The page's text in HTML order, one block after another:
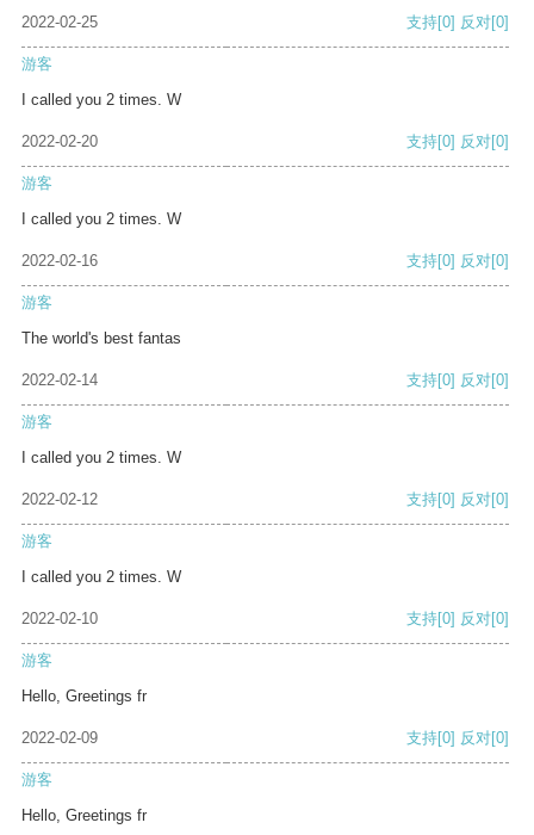
2022-02-25 支持[0] 反对[0]
游客
I called you 2 times. W
2022-02-20 支持[0] 反对[0]
游客
I called you 2 times. W
2022-02-16 支持[0] 反对[0]
游客
The world's best fantas
2022-02-14 支持[0] 反对[0]
游客
I called you 2 times. W
2022-02-12 支持[0] 反对[0]
游客
I called you 2 times. W
2022-02-10 支持[0] 反对[0]
游客
Hello, Greetings fr
2022-02-09 支持[0] 反对[0]
游客
Hello, Greetings fr